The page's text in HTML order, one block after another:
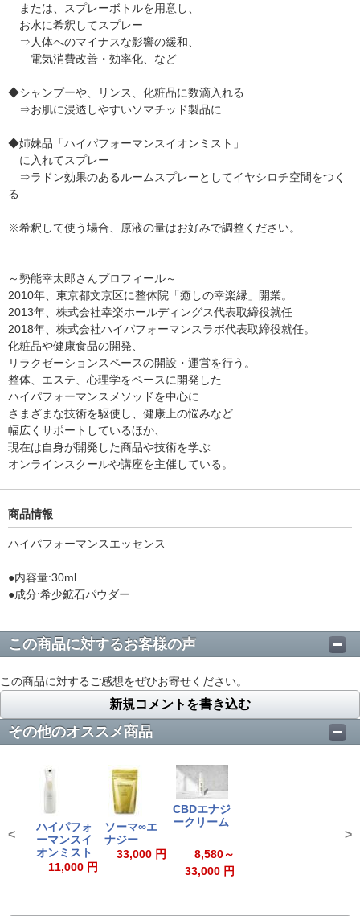
または、スプレーボトルを用意し、
お水に希釈してスプレー
⇒人体へのマイナスな影響の緩和、
電気消費改善・効率化、など
◆シャンプーや、リンス、化粧品に数滴入れる
⇒お肌に浸透しやすいソマチッド製品に
◆姉妹品「ハイパフォーマンスイオンミスト」
に入れてスプレー
⇒ラドン効果のあるルームスプレーとしてイヤシロチ空間をつく
る
※希釈して使う場合、原液の量はお好みで調整ください。
～勢能幸太郎さんプロフィール～
2010年、東京都文京区に整体院「癒しの幸楽縁」開業。
2013年、株式会社幸楽ホールディングス代表取締役就任
2018年、株式会社ハイパフォーマンスラボ代表取締役就任。
化粧品や健康食品の開発、
リラクゼーションスペースの開設・運営を行う。
整体、エステ、心理学をベースに開発した
ハイパフォーマンスメソッドを中心に
さまざまな技術を駆使し、健康上の悩みなど
幅広くサポートしているほか、
現在は自身が開発した商品や技術を学ぶ
オンラインスクールや講座を主催している。
商品情報
ハイパフォーマンスエッセンス
●内容量:30ml
●成分:希少鉱石パウダー
この商品に対するお客様の声
この商品に対するご感想をぜひお寄せください。
新規コメントを書き込む
その他のオススメ商品
ハイパフォ
ーマンスイ
オンミスト
11,000 円
ソーマ∞エ
ナジー
33,000 円
CBDエナジ
ークリーム
8,580～
33,000 円
< >